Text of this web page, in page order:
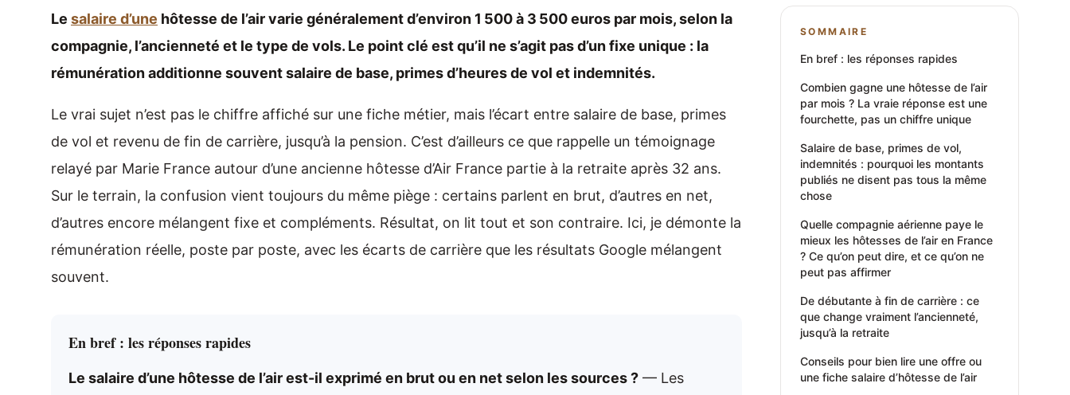
Le salaire d’une hôtesse de l’air varie généralement d’environ 1 500 à 3 500 euros par mois, selon la
compagnie, l’ancienneté et le type de vols. Le point clé est qu’il ne s’agit pas d’un fixe unique : la
rémunération additionne souvent salaire de base, primes d’heures de vol et indemnités.
Le vrai sujet n’est pas le chiffre affiché sur une fiche métier, mais l’écart entre salaire de base, primes
de vol et revenu de fin de carrière, jusqu’à la pension. C’est d’ailleurs ce que rappelle un témoignage
relayé par Marie France autour d’une ancienne hôtesse d’Air France partie à la retraite après 32 ans.
Sur le terrain, la confusion vient toujours du même piège : certains parlent en brut, d’autres en net,
d’autres encore mélangent fixe et compléments. Résultat, on lit tout et son contraire. Ici, je démonte la
rémunération réelle, poste par poste, avec les écarts de carrière que les résultats Google mélangent
souvent.
En bref : les réponses rapides
Le salaire d’une hôtesse de l’air est-il exprimé en brut ou en net selon les sources ? — Les
SOMMAIRE
En bref : les réponses rapides
Combien gagne une hôtesse de l’air
par mois ? La vraie réponse est une
fourchette, pas un chiffre unique
Salaire de base, primes de vol,
indemnités : pourquoi les montants
publiés ne disent pas tous la même
chose
Quelle compagnie aérienne paye le
mieux les hôtesses de l’air en France
? Ce qu’on peut dire, et ce qu’on ne
peut pas affirmer
De débutante à fin de carrière : ce
que change vraiment l’ancienneté,
jusqu’à la retraite
Conseils pour bien lire une offre ou
une fiche salaire d’hôtesse de l’air